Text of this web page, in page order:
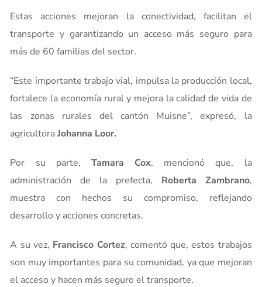
Estas acciones mejoran la conectividad, facilitan el
transporte y garantizando un acceso más seguro para
más de 60 familias del sector.
“Este importante trabajo vial, impulsa la producción local,
fortalece la economía rural y mejora la calidad de vida de
las zonas rurales del cantón Muisne”, expresó, la
agricultoraJohanna Loor.
Por su parte, Tamara Cox, mencionó que, la
administración de la prefecta, Roberta Zambrano,
muestra con hechos su compromiso, reflejando
desarrollo y acciones concretas.
A su vez, Francisco Cortez, comentó que, estos trabajos
son muy importantes para su comunidad, ya que mejoran
el acceso y hacen más seguro el transporte.